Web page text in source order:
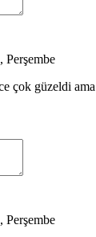
Perşembe
çok güzeldi
Perşembe